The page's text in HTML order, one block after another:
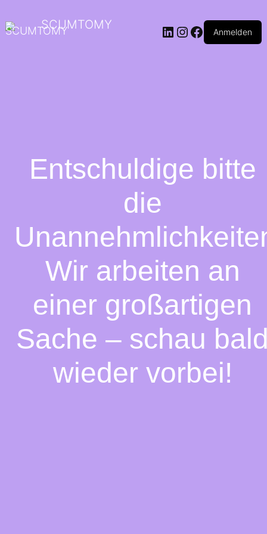
SCUMTOMY
Anmelden
Entschuldige bitte
die
Wir arbeiten an
einer großartigen
Sache – schau
wieder vorbei!